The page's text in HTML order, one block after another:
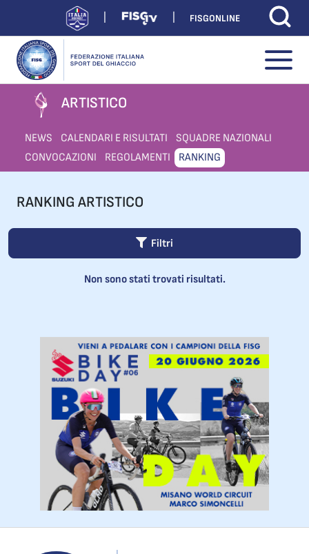
FISGONLINE
ARTISTICO
NEWS CALENDARI E RISULTATI
SQUADRE NAZIONALI
CONVOCAZIONI
REGOLAMENTI RANKING
RANKING ARTISTICO
Filtri
Non sono stati trovati risultati.